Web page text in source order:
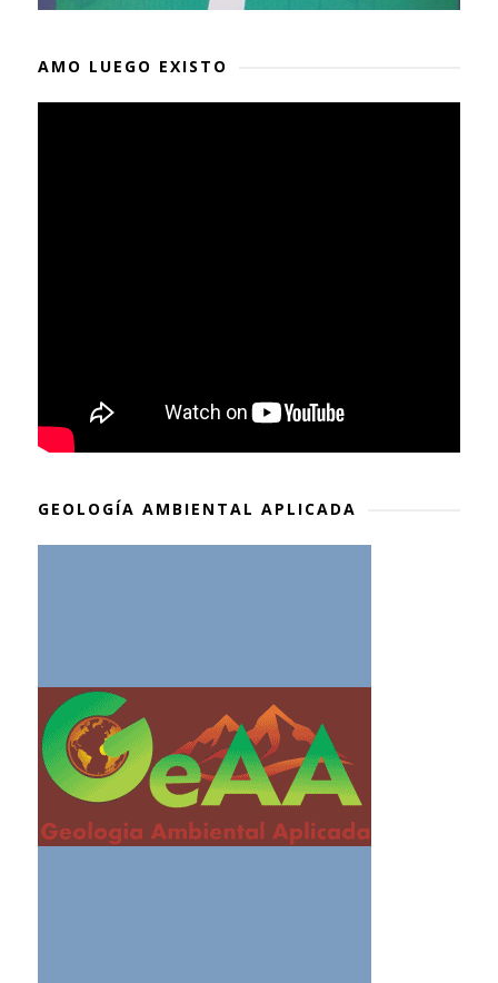
AMO LUEGO EXISTO
GEOLOGÍA AMBIENTAL APLICADA